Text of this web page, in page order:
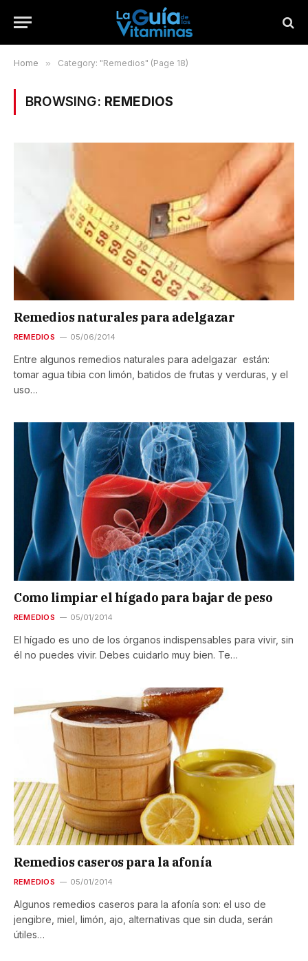
Home » Category: "Remedios" (Page 18)
BROWSING: REMEDIOS
Remedios naturales para adelgazar
REMEDIOS 05/06/2014
Entre algunos remedios naturales para adelgazar están:
tomar agua tibia con limón, batidos de frutas y verduras, y el
uso…
Como limpiar el hígado para bajar de peso
REMEDIOS 05/01/2014
El hígado es uno de los órganos indispensables para vivir, sin
él no puedes vivir. Debes cuidarlo muy bien. Te…
Remedios caseros para la afonía
REMEDIOS 05/01/2014
Algunos remedios caseros para la afonía son: el uso de
jengibre, miel, limón, ajo, alternativas que sin duda, serán
útiles…